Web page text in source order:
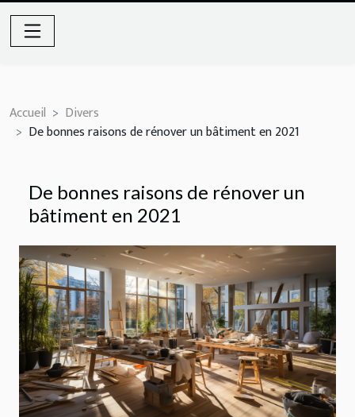
Accueil
Divers
De bonnes raisons de rénover un bâtiment en 2021
De bonnes raisons de rénover un
bâtiment en 2021